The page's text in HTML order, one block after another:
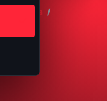
Santa Clara